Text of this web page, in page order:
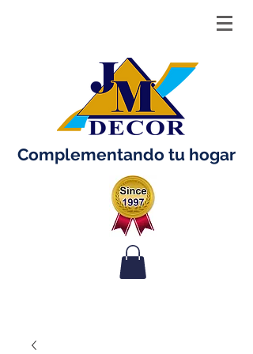
Complementando tu hogar